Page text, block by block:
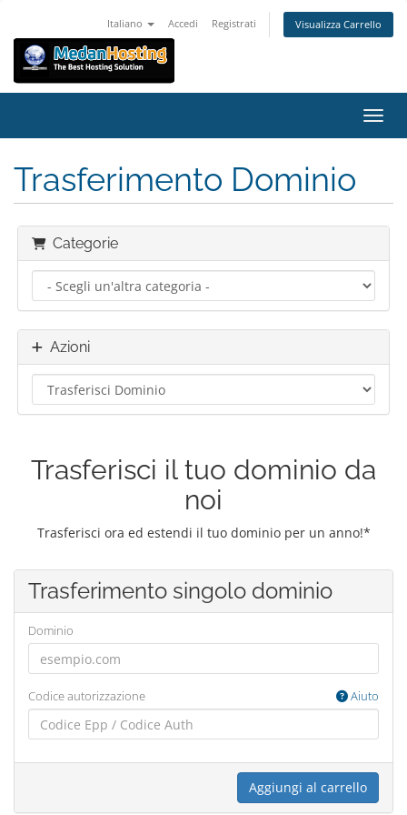
Italiano Accedi Registrati Visualizza Carrello
Trasferimento Dominio
Categorie
Azioni
Trasferisci il tuo dominio da
noi
Trasferisci ora ed estendi il tuo dominio per un anno!*
Trasferimento singolo dominio
Dominio
Codice autorizzazione Aiuto
Aggiungi al carrello